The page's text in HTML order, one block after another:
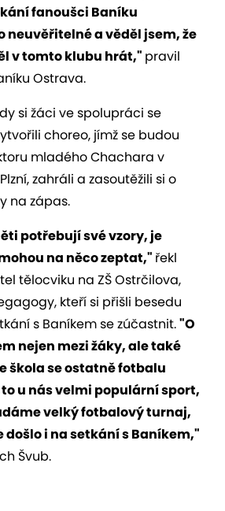
fanoušci Baníku
neuvěřitelné a věděl jsem, že
v tomto klubu hrát," pravil
Ostrava.
si žáci ve spolupráci se
choreo, jímž se budou
mladého Chachara v
zahráli a zasoutěžili si o
na zápas.
potřebují své vzory, je
na něco zeptat," řekl
tělocviku na ZŠ Ostrčilova,
kteří si přišli besedu
s Baníkem se zúčastnit."O
nejen mezi žáky, ale také
škola se ostatně fotbalu
u nás velmi populární sport,
velký fotbalový turnaj,
došlo i na setkání s Baníkem,"
Švub.